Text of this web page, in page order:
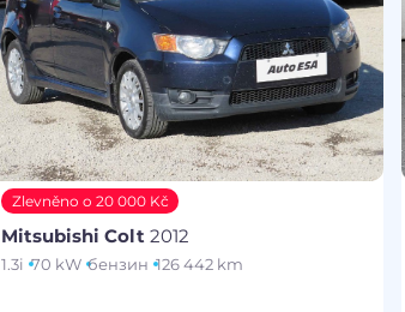
Zlevněno o 20 000 Kč
Mitsubishi Colt2012
1.3i 70 kW бензин 126 442 km